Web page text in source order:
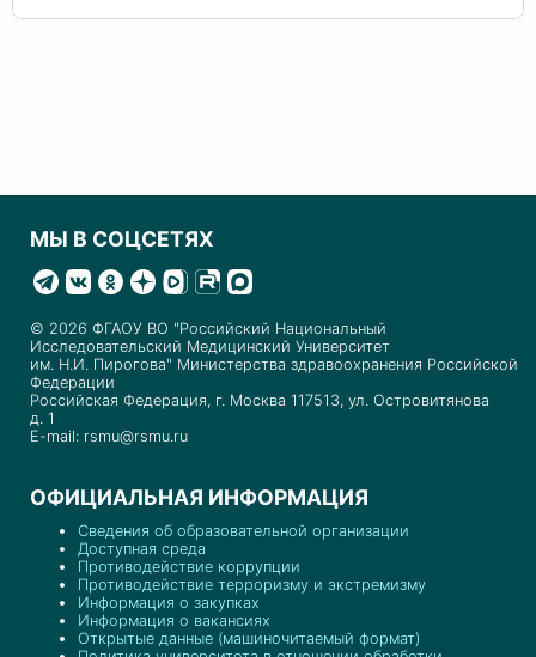
МЫ В СОЦСЕТЯХ
© 2026 ФГАОУ ВО "Российский Национальный
Исследовательский Медицинский Университет
им. Н.И. Пирогова" Министерства здравоохранения Российской
Федерации
Российская Федерация, г. Москва 117513, ул. Островитянова
д. 1
E-mail: rsmu@rsmu.ru
ОФИЦИАЛЬНАЯ ИНФОРМАЦИЯ
Сведения об образовательной организации
Доступная среда
Противодействие коррупции
Противодействие терроризму и экстремизму
Информация о закупках
Информация о вакансиях
Открытые данные (машиночитаемый формат)